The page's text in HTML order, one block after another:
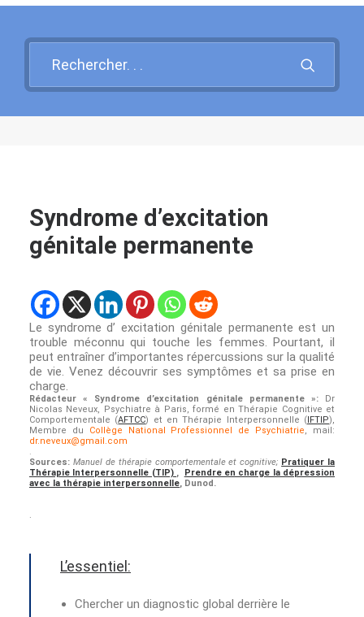
Syndrome d’excitation
génitale permanente
Le syndrome d’ excitation génitale permanente est un
trouble méconnu qui touche les femmes. Pourtant, il
peut entraîner d’importantes répercussions sur la qualité
de vie. Venez découvrir ses symptômes et sa prise en
charge.
Rédacteur « Syndrome d’excitation génitale permanente »:Dr
Nicolas Neveux, Psychiatre à Paris, formé en Thérapie Cognitive et
Comportementale (AFTCC) et en Thérapie Interpersonnelle (IFTIP),
Membre du Collège National Professionnel de Psychiatrie, mail:
dr.neveux@gmail.com
.
Sources: Manuel de thérapie comportementale et cognitive; Pratiquer la
Thérapie Interpersonnelle (TIP) ,
Prendre en charge la dépression
avec la thérapie interpersonnelle, Dunod.
.
L’essentiel:
Chercher un diagnostic global derrière le